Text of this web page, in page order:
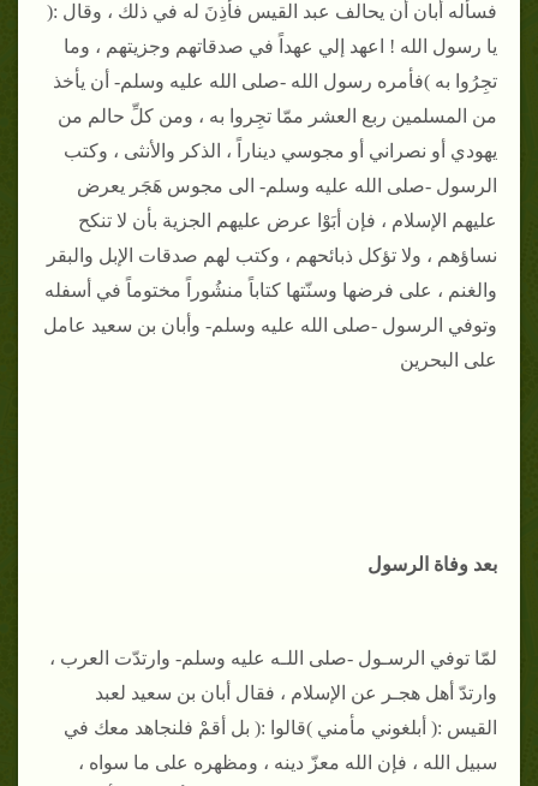
فسأله أبان أن يحالف عبد القيس فأذِنَ له في ذلك ، وقال :(
يا رسول الله ! اعهد إلي عهداً في صدقاتهم وجزيتهم ، وما
تجِرُوا به )فأمره رسول الله -صلى الله عليه وسلم- أن يأخذ
من المسلمين ربع العشر ممّا تجِروا به ، ومن كلِّ حالم من
يهودي أو نصراني أو مجوسي ديناراً ، الذكر والأنثى ، وكتب
الرسول -صلى الله عليه وسلم- الى مجوس هَجَر يعرض
عليهم الإسلام ، فإن أبَوْا عرض عليهم الجزية بأن لا تنكح
نساؤهم ، ولا تؤكل ذبائحهم ، وكتب لهم صدقات الإبل والبقر
والغنم ، على فرضها وسنّتها كتاباً منشُوراً مختوماً في أسفله
وتوفي الرسول -صلى الله عليه وسلم- وأبان بن سعيد عامل
على البحرين
بعد وفاة الرسول
لمّا توفي الرسـول -صلى اللـه عليه وسلم- وارتدّت العرب ،
وارتدّ أهل هجـر عن الإسلام ، فقال أبان بن سعيد لعبد
القيس :( أبلغوني مأمني )قالوا :( بل أقمْ فلنجاهد معك في
سبيل الله ، فإن الله معزّ دينه ، ومظهره على ما سواه ،